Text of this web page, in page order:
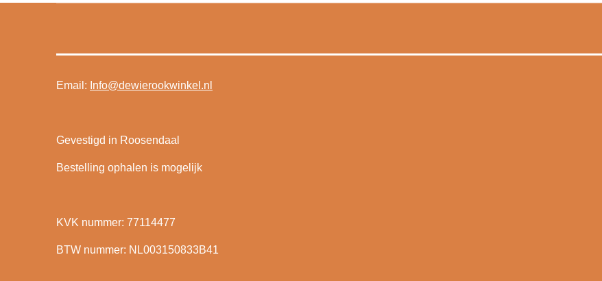
Email: Info@dewierookwinkel.nl
Gevestigd in Roosendaal
Bestelling ophalen is mogelijk
KVK nummer: 77114477
BTW nummer: NL003150833B41